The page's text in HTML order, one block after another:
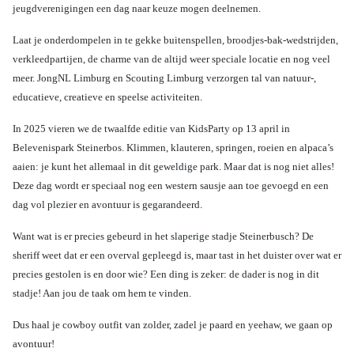
jeugdverenigingen een dag naar keuze mogen deelnemen.
Laat je onderdompelen in te gekke buitenspellen, broodjes-bak-wedstrijden,
verkleedpartijen, de charme van de altijd weer speciale locatie en nog veel
meer. JongNL Limburg en Scouting Limburg verzorgen tal van natuur-,
educatieve, creatieve en speelse activiteiten.
In 2025 vieren we de twaalfde editie van KidsParty op 13 april in
Belevenispark Steinerbos. Klimmen, klauteren, springen, roeien en alpaca’s
aaien: je kunt het allemaal in dit geweldige park. Maar dat is nog niet alles!
Deze dag wordt er speciaal nog een western sausje aan toe gevoegd en een
dag vol plezier en avontuur is gegarandeerd.
Want wat is er precies gebeurd in het slaperige stadje Steinerbusch? De
sheriff weet dat er een overval gepleegd is, maar tast in het duister over wat er
precies gestolen is en door wie? Een ding is zeker: de dader is nog in dit
stadje! Aan jou de taak om hem te vinden.
Dus haal je cowboy outfit van zolder, zadel je paard en yeehaw, we gaan op
avontuur!